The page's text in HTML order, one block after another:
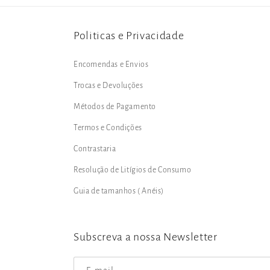
Politicas e Privacidade
Encomendas e Envios
Trocas e Devoluções
Métodos de Pagamento
Termos e Condições
Contrastaria
Resolução de Litígios de Consumo
Guia de tamanhos ( Anéis)
Subscreva a nossa Newsletter